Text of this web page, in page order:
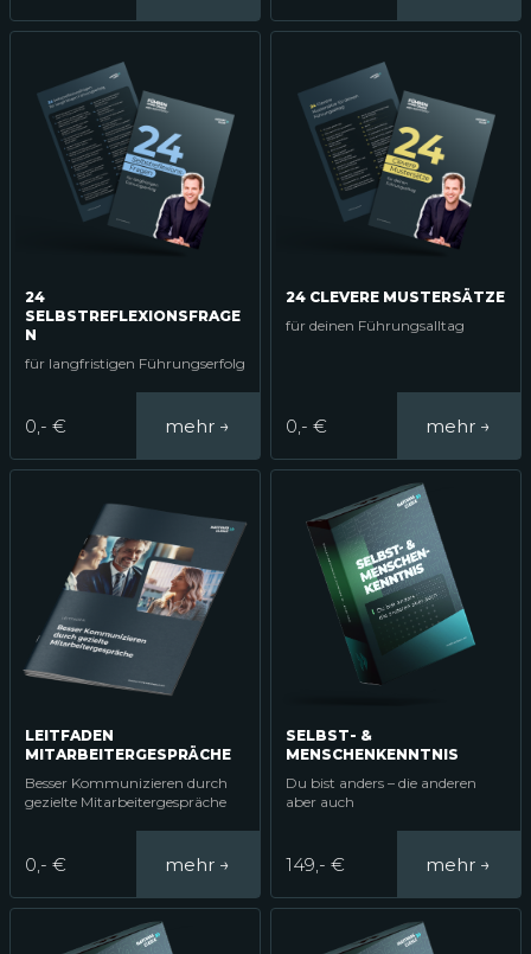
24
SELBSTREFLEXIONSFRAGE
N
für langfristigen Führungserfolg
0,- €
24 CLEVERE MUSTERSÄTZE
für deinen Führungsalltag
0,- €
LEITFADEN
MITARBEITERGESPRÄCHE
Besser Kommunizieren durch
gezielte Mitarbeitergespräche
0,- €
SELBST- &
MENSCHENKENNTNIS
Du bist anders – die anderen
aber auch
149,- €